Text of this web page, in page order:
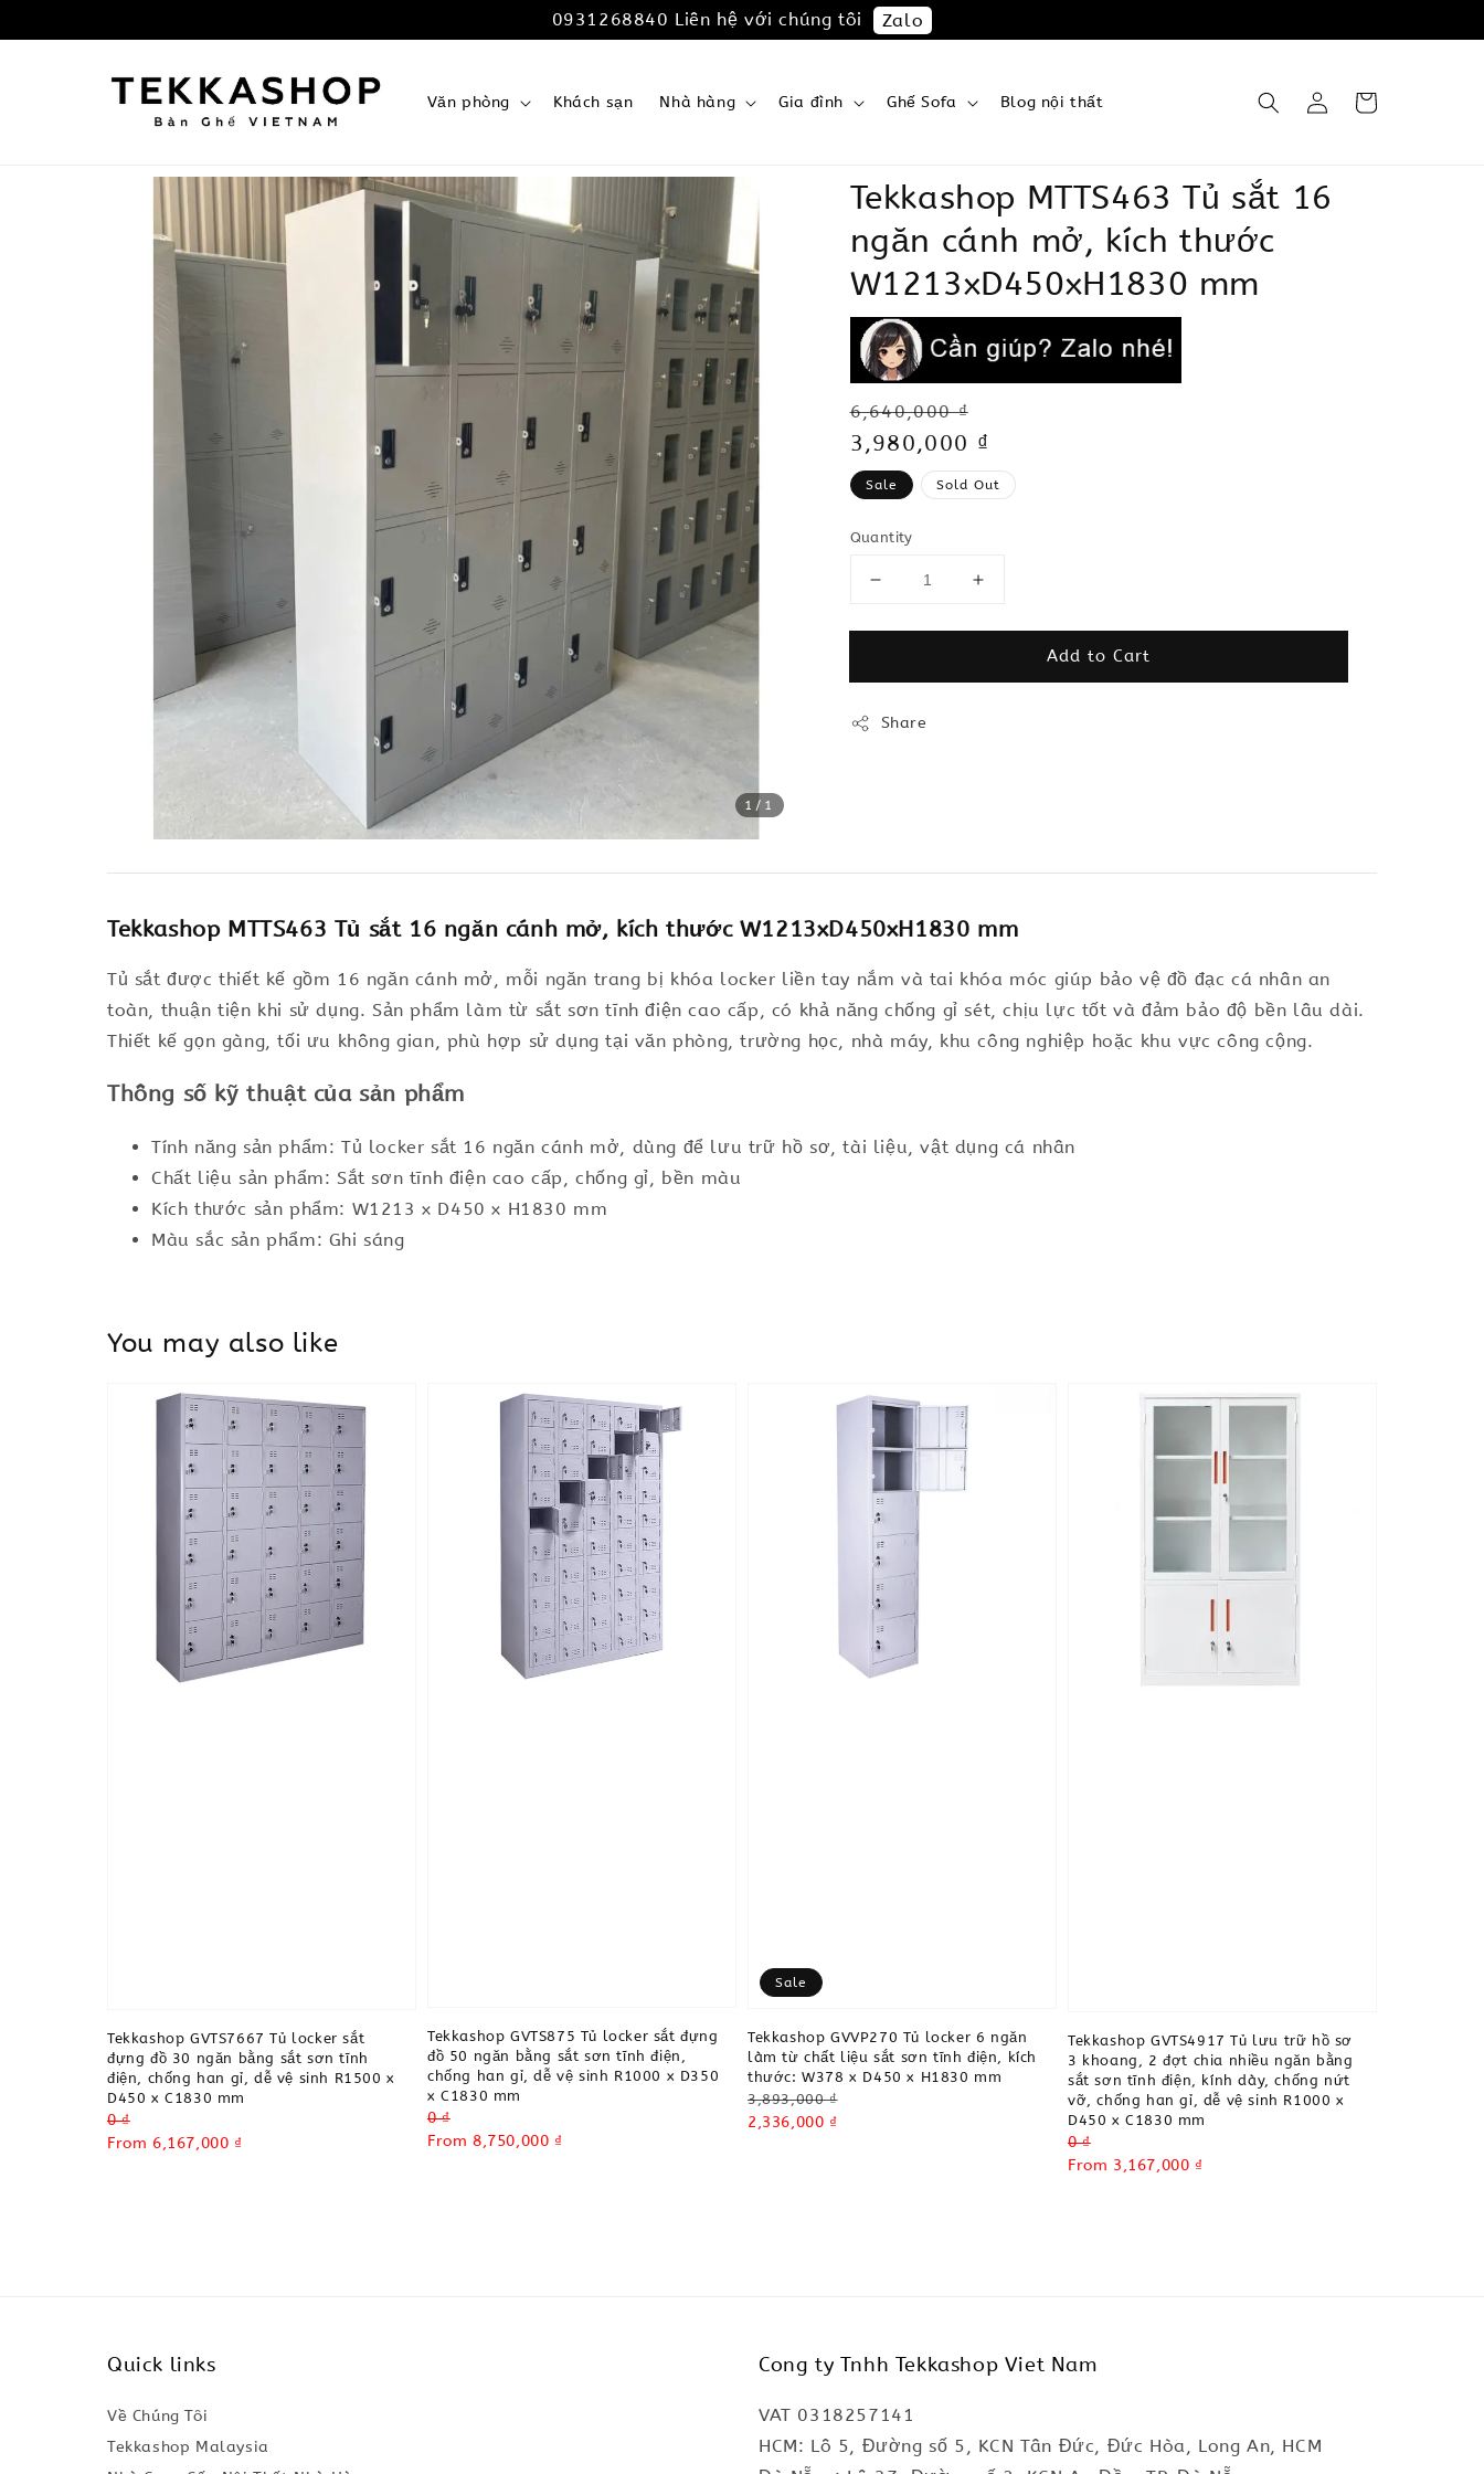
0931268840 Liên hệ với chúng tôi Zalo
Văn phòng Khách sạn Nhà hàng Gia đình Ghế Sofa Blog nội thất
1 /1
Tekkashop MTTS463 Tủ sắt 16
ngăn cánh mở, kích thước
W1213xD450xH1830 mm
Regular
price
6,640,000 ₫
Sale
price
3,980,000 ₫
Sale Sold Out
Quantity
Add to Cart
Share
Tekkashop MTTS463 Tủ sắt 16 ngăn cánh mở, kích thước W1213xD450xH1830 mm
Tủ sắt được thiết kế gồm 16 ngăn cánh mở, mỗi ngăn trang bị khóa locker liền tay nắm và tai khóa móc giúp bảo vệ đồ đạc cá nhân an
toàn, thuận tiện khi sử dụng. Sản phẩm làm từ sắt sơn tĩnh điện cao cấp, có khả năng chống gỉ sét, chịu lực tốt và đảm bảo độ bền lâu dài.
Thiết kế gọn gàng, tối ưu không gian, phù hợp sử dụng tại văn phòng, trường học, nhà máy, khu công nghiệp hoặc khu vực công cộng.
Thông số kỹ thuật của sản phẩm
Tính năng sản phẩm: Tủ locker sắt 16 ngăn cánh mở, dùng để lưu trữ hồ sơ, tài liệu, vật dụng cá nhân
Chất liệu sản phẩm: Sắt sơn tĩnh điện cao cấp, chống gỉ, bền màu
Kích thước sản phẩm: W1213 x D450 x H1830 mm
Màu sắc sản phẩm: Ghi sáng
You may also like
Tekkashop GVTS7667 Tủ locker sắt
đựng đồ 30 ngăn bằng sắt sơn tĩnh
điện, chống han gỉ, dễ vệ sinh R1500 x
D450 x C1830 mm
Regular
price
0 ₫
Sale
From 6,167,000 ₫
Tekkashop GVTS875 Tủ locker sắt đựng
đồ 50 ngăn bằng sắt sơn tĩnh điện,
chống han gỉ, dễ vệ sinh R1000 x D350
x C1830 mm
Regular
price
0 ₫
Sale
From 8,750,000 ₫
Sale
Tekkashop GVVP270 Tủ locker 6 ngăn
làm từ chất liệu sắt sơn tĩnh điện, kích
thước: W378 x D450 x H1830 mm
Regular
price
3,893,000 ₫
Sale
2,336,000 ₫
Tekkashop GVTS4917 Tủ lưu trữ hồ sơ
3 khoang, 2 đợt chia nhiều ngăn bằng
sắt sơn tĩnh điện, kính dày, chống nứt
vỡ, chống han gỉ, dễ vệ sinh R1000 x
D450 x C1830 mm
Regular
price
0 ₫
Sale
From 3,167,000 ₫
Quick links
Về Chúng Tôi
Tekkashop Malaysia
Cong ty Tnhh Tekkashop Viet Nam
VAT 0318257141
HCM: Lô 5, Đường số 5, KCN Tân Đức, Đức Hòa, Long An, HCM